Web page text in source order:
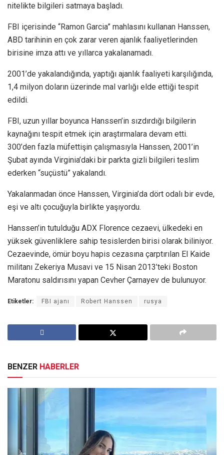
nitelikte bilgileri satmaya başladı.
FBI içerisinde “Ramon Garcia” mahlasını kullanan Hanssen,
ABD tarihinin en çok zarar veren ajanlık faaliyetlerinden
birisine imza attı ve yıllarca yakalanamadı.
2001’de yakalandığında, yaptığı ajanlık faaliyeti karşılığında,
1,4 milyon doların üzerinde mal varlığı elde ettiği tespit
edildi.
FBI, uzun yıllar boyunca Hanssen’in sızdırdığı bilgilerin
kaynağını tespit etmek için araştırmalara devam etti.
300’den fazla müfettişin çalışmasıyla Hanssen, 2001’in
Şubat ayında Virginia’daki bir parkta gizli bilgileri teslim
ederken “suçüstü” yakalandı.
Yakalanmadan önce Hanssen, Virginia’da dört odalı bir evde,
eşi ve altı çocuğuyla birlikte yaşıyordu.
Hanssen’in tutulduğu ADX Florence cezaevi, ülkedeki en
yüksek güvenliklere sahip tesislerden birisi olarak biliniyor.
Cezaevinde, ömür boyu hapis cezasına çarptırılan El Kaide
militanı Zekeriya Musavi ve 15 Nisan 2013’teki Boston
Maratonu saldırısını yapan Cevher Çarnayev de bulunuyor.
Etiketler: FBI ajanı Robert Hanssen rusya
BENZER HABERLER